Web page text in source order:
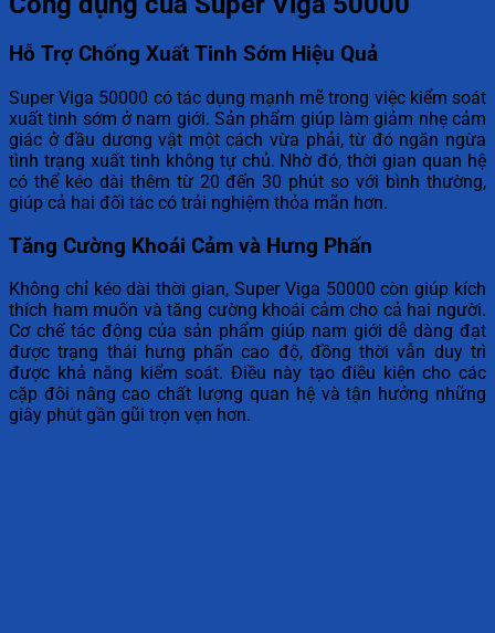
Hỗ Trợ Chống Xuất Tinh Sớm Hiệu Quả
Super Viga 50000 có tác dụng mạnh mẽ trong việc kiểm soát
xuất tinh sớm ở nam giới. Sản phẩm giúp làm giảm nhẹ cảm
giác ở đầu dương vật một cách vừa phải, từ đó ngăn ngừa
tình trạng xuất tinh không tự chủ. Nhờ đó, thời gian quan hệ
có thể kéo dài thêm từ 20 đến 30 phút so với bình thường,
giúp cả hai đối tác có trải nghiệm thỏa mãn hơn.
Tăng Cường Khoái Cảm và Hưng Phấn
Không chỉ kéo dài thời gian, Super Viga 50000 còn giúp kích
thích ham muốn và tăng cường khoái cảm cho cả hai người.
Cơ chế tác động của sản phẩm giúp nam giới dễ dàng đạt
được trạng thái hưng phấn cao độ, đồng thời vẫn duy trì
được khả năng kiểm soát. Điều này tạo điều kiện cho các
cặp đôi nâng cao chất lượng quan hệ và tận hưởng những
giây phút gần gũi trọn vẹn hơn.